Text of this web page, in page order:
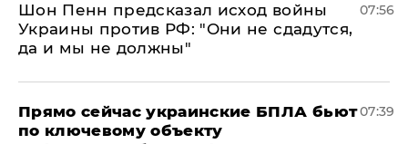
Шон Пенн предсказал исход войны
Украины против РФ: "Они не сдадутся,
да и мы не должны"
07:56
Прямо сейчас украинские БПЛА бьют
по ключевому объекту
07:39